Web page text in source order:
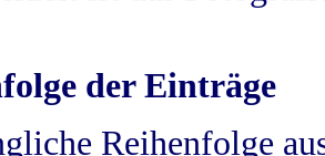
der Einträge
Reihenfolge